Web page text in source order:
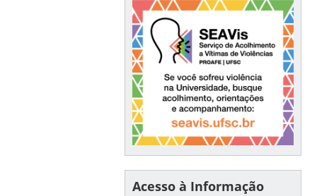
Acesso à Informação